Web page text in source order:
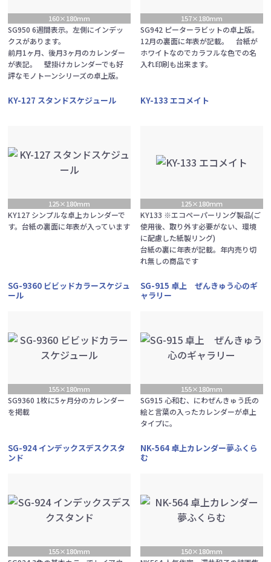
160×180mm
SG950 6週間表示。左側にインデッ
クスがあります。
前月1ヶ月、後月3ヶ月のカレンダー
が表記。 壁掛けカレンダーでも好
評なモノトーンシリーズの卓上版。
157×180mm
SG942 ピーターラビットの卓上版。
12月の裏面に年表が記載。 台紙が
ホワイトなのでカラフルな色での名
入れ印刷も出来ます。
KY-127 スタンドスケジュール
125×180mm
KY127 シンプルな卓上カレンダーで
す。台紙の裏面に年表が入っています
KY-133 エコメイト
125×180ｍｍ
KY133 ※エコペーパーリング製品(ご
使用後、取り外す必要がない、環境
に配慮した紙製リング)
台紙の裏に年表が記載。年内売り切
れ無しの商品です
SG-9360 ビビッドカラースケジュ
ール
155×180mm
SG9360 1枚に5ヶ月分のカレンダー
を掲載
SG-915 卓上 ぜんきゅう心のギ
ャラリー
155×180mm
SG915 心和む、にわぜんきゅう氏の
絵と言葉の入ったカレンダーが卓上
タイプに。
SG-924 インデックスデスクスタ
ンド
155×180mm
NK-564 卓上カレンダー夢ふくら
む
150×180mm